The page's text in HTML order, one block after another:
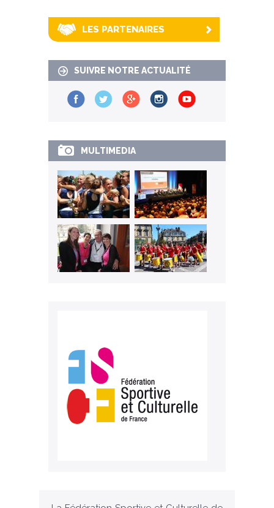
LES PARTENAIRES
SUIVRE NOTRE ACTUALITÉ
MULTIMEDIA